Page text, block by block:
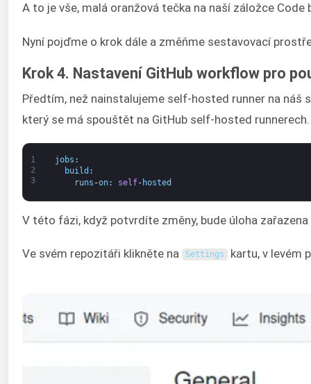
A to je vše, malá oranžová tečka na naší záložce
Nyní pojďme o krok dále a změňme sestavovací
Krok 4. Nastavení GitHub workflow pro
Předtím, než nainstalujeme self-hosted runner na náš
který se má spouštět na GitHub self-hosted runnerech.
1
2
3
jobs :
build :
runs -on: self- hosted
V této fázi, když potvrdíte změny, bude úloha
Ve svém repozitáři klikněte na Settings kartu, v levém